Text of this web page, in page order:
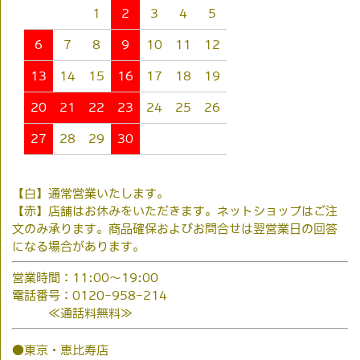
1 2 3 4 5
6 7 8 9 10 11 12
13 14 15 16 17 18 19
20 21 22 23 24 25 26
27 28 29 30
【白】通常営業いたします。
【赤】店舗はお休みをいただきます。ネットショップはご注
文のみ承ります。商品確保およびお問合せは翌営業日の回答
になる場合があります。
営業時間：11:00～19:00
電話番号：0120-958-214
≪通話料無料≫
●東京・恵比寿店